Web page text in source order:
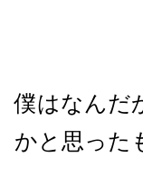
僕はなんだ
かと思った